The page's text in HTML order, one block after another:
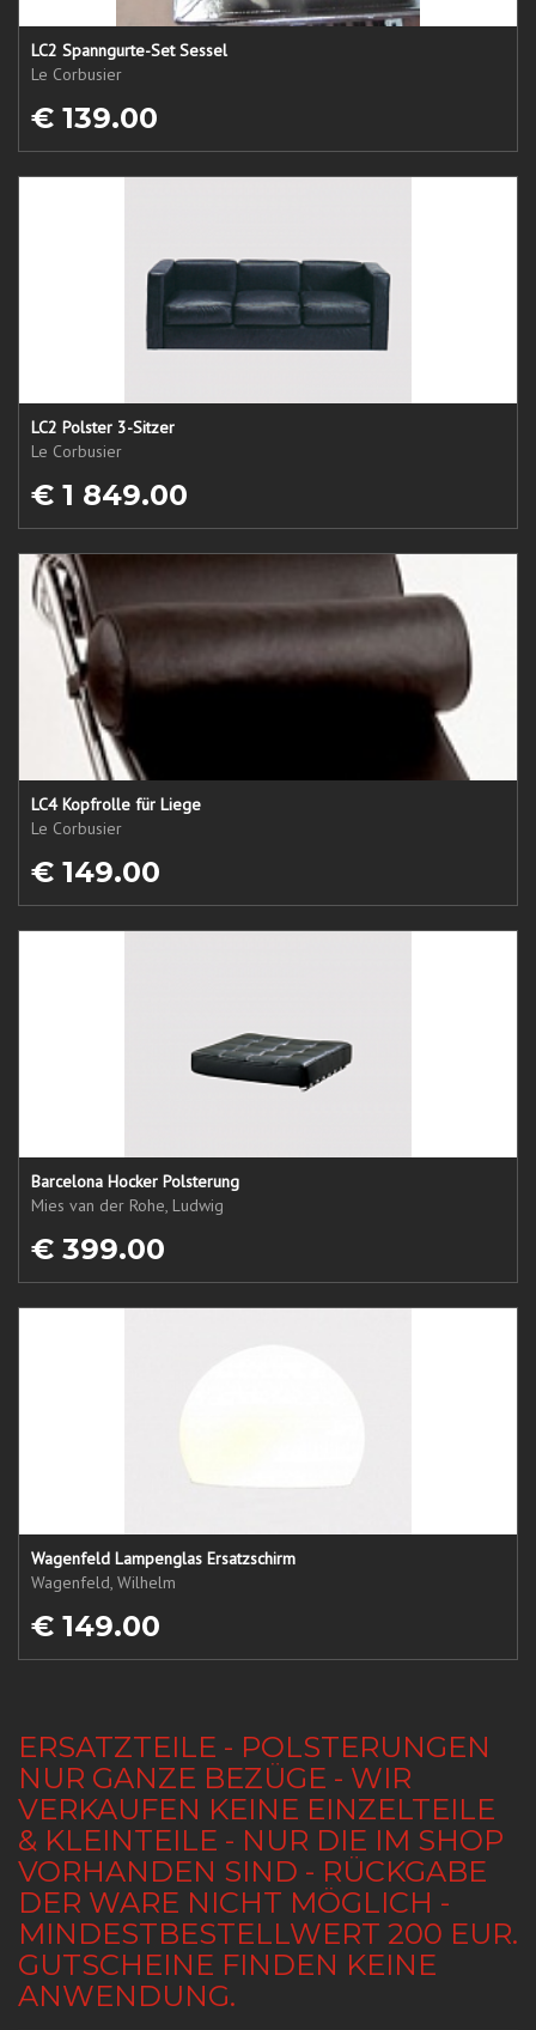
LC2 Spanngurte-Set Sessel
Le Corbusier
€ 139.00
LC2 Polster 3-Sitzer
Le Corbusier
€ 1 849.00
LC4 Kopfrolle für Liege
Le Corbusier
€ 149.00
Barcelona Hocker Polsterung
Mies van der Rohe, Ludwig
€ 399.00
Wagenfeld Lampenglas Ersatzschirm
Wagenfeld, Wilhelm
€ 149.00
ERSATZTEILE - POLSTERUNGEN
NUR GANZE BEZÜGE - WIR
VERKAUFEN KEINE EINZELTEILE
& KLEINTEILE - NUR DIE IM SHOP
VORHANDEN SIND - RÜCKGABE
DER WARE NICHT MÖGLICH -
MINDESTBESTELLWERT 200 EUR.
GUTSCHEINE FINDEN KEINE
ANWENDUNG.